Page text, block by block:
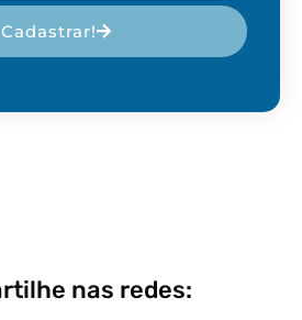
Cadastrar!
nas redes: